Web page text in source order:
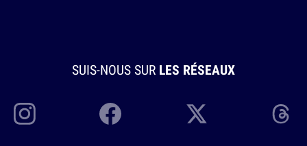
SUIS-NOUS SUR LES RÉSEAUX